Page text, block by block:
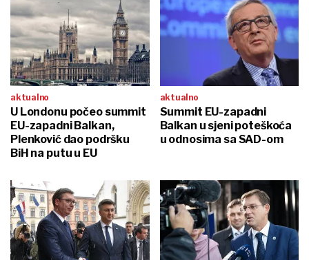
aktualno
U Londonu počeo summit
EU-zapadni Balkan,
Plenković dao podršku
BiH na putu u EU
aktualno
Summit EU-zapadni
Balkan u sjeni poteškoća
u odnosima sa SAD-om